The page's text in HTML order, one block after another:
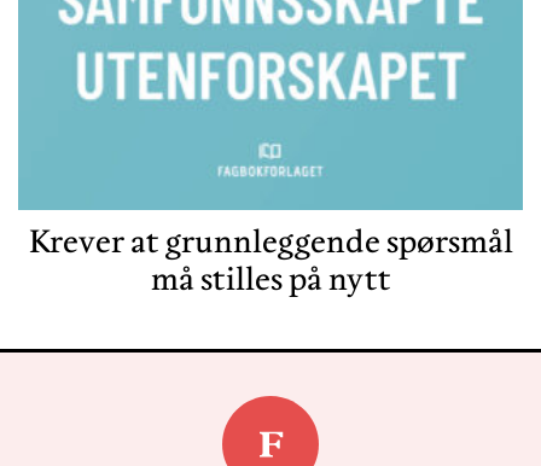
Krever at grunnleggende spørsmål
må stilles på nytt